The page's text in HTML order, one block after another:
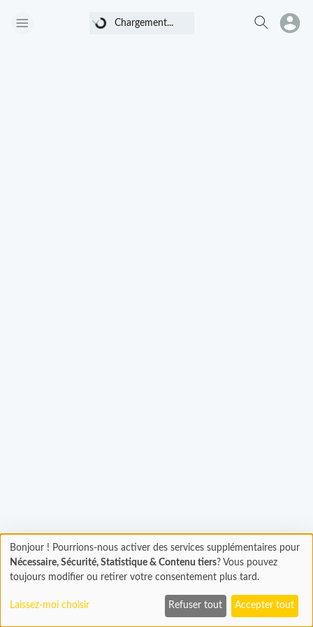
Chargement...
Chargement... Chargement
En cours...
Bonjour ! Pourrions-nous activer des services supplémentaires pour
Nécessaire, Sécurité, Statistique & Contenu tiers? Vous pouvez
toujours modifier ou retirer votre consentement plus tard.
Laissez-moi choisir Refuser tout Accepter tout